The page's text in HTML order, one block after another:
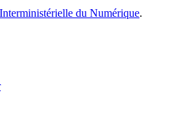
du Numérique.